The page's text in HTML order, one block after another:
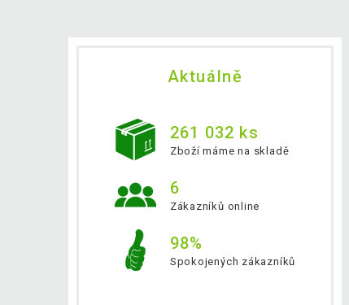
Aktuálně
261 032 ks
Zboží máme na skladě
6
Zákazníků online
98%
Spokojených zákazníků